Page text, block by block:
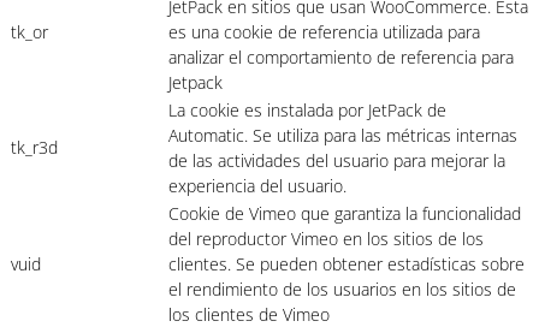
tk_or
JetPack en sitios que usan WooCommerce. Esta
es una cookie de referencia utilizada para
analizar el comportamiento de referencia para
Jetpack
tk_r3d
La cookie es instalada por JetPack de
Automatic. Se utiliza para las métricas internas
de las actividades del usuario para mejorar la
experiencia del usuario.
vuid
Cookie de Vimeo que garantiza la funcionalidad
del reproductor Vimeo en los sitios de los
clientes. Se pueden obtener estadísticas sobre
el rendimiento de los usuarios en los sitios de
los clientes de Vimeo